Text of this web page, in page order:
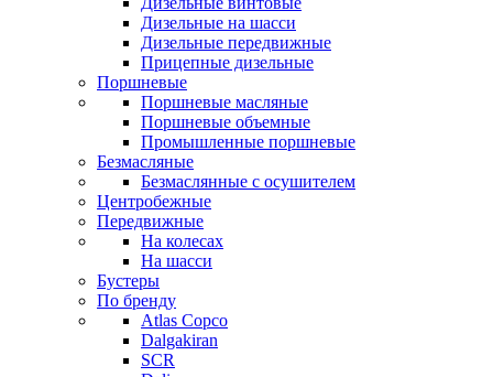
Дизельные на шасси
Дизельные передвижные
Прицепные дизельные
Поршневые
Поршневые масляные
Поршневые объемные
Промышленные поршневые
Безмасляные
Безмаслянные с осушителем
Центробежные
Передвижные
На колесах
На шасси
Бустеры
По бренду
Atlas Copco
Dalgakiran
SCR